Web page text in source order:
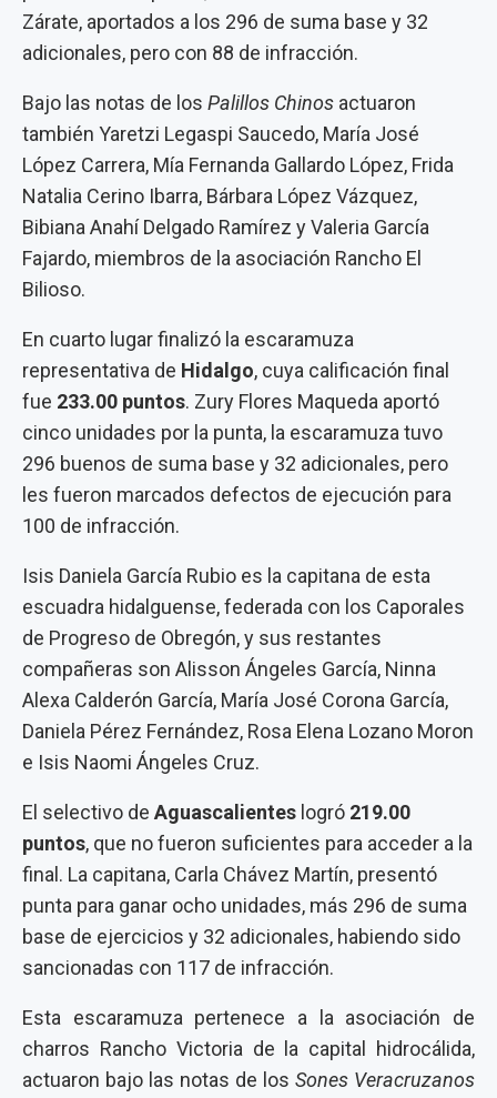
Zárate, aportados a los 296 de suma base y 32
adicionales, pero con 88 de infracción.
Bajo las notas de los Palillos Chinos actuaron
también Yaretzi Legaspi Saucedo, María José
López Carrera, Mía Fernanda Gallardo López, Frida
Natalia Cerino Ibarra, Bárbara López Vázquez,
Bibiana Anahí Delgado Ramírez y Valeria García
Fajardo, miembros de la asociación Rancho El
Bilioso.
En cuarto lugar finalizó la escaramuza
representativa de Hidalgo, cuya calificación final
fue 233.00 puntos. Zury Flores Maqueda aportó
cinco unidades por la punta, la escaramuza tuvo
296 buenos de suma base y 32 adicionales, pero
les fueron marcados defectos de ejecución para
100 de infracción.
Isis Daniela García Rubio es la capitana de esta
escuadra hidalguense, federada con los Caporales
de Progreso de Obregón, y sus restantes
compañeras son Alisson Ángeles García, Ninna
Alexa Calderón García, María José Corona García,
Daniela Pérez Fernández, Rosa Elena Lozano Moron
e Isis Naomi Ángeles Cruz.
El selectivo de Aguascalientes logró 219.00
puntos, que no fueron suficientes para acceder a la
final. La capitana, Carla Chávez Martín, presentó
punta para ganar ocho unidades, más 296 de suma
base de ejercicios y 32 adicionales, habiendo sido
sancionadas con 117 de infracción.
Esta escaramuza pertenece a la asociación de
charros Rancho Victoria de la capital hidrocálida,
actuaron bajo las notas de los Sones Veracruzanos